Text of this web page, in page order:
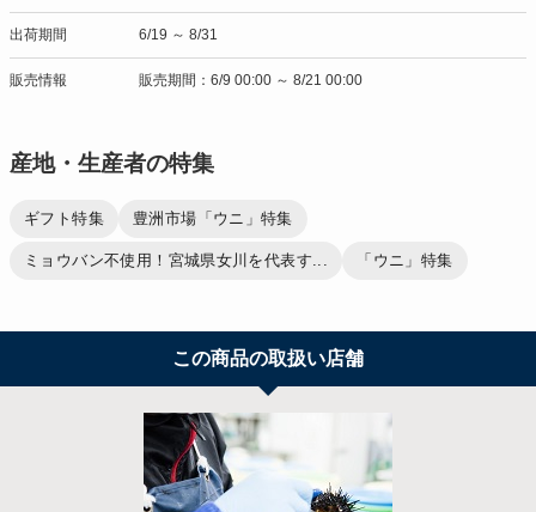
出荷期間 6/19 ～ 8/31
販売情報 販売期間：6/9 00:00 ～ 8/21 00:00
産地・生産者の特集
ギフト特集 豊洲市場「ウニ」特集
ミョウバン不使用！宮城県女川を代表す... 「ウニ」特集
この商品の取扱い店舗